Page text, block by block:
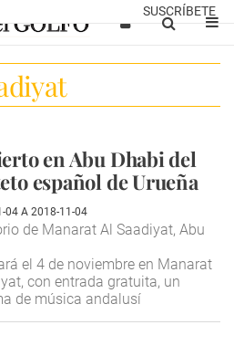
SUSCRÍBETE
en Abu Dhabi del
español de Urueña
04A 2018-11-04
de Manarat Al Saadiyat, Abu
el 4 de noviembre en Manarat
con entrada gratuita, un
de música andalusí